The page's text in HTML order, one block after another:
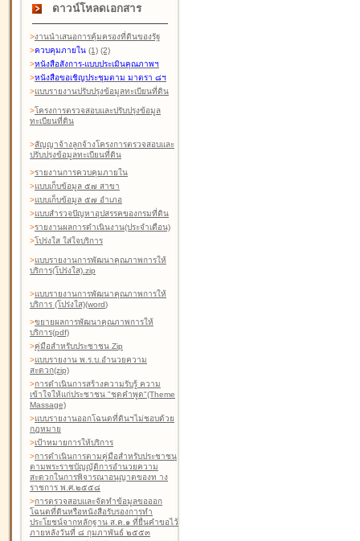
ดาวน์โหลดเอกสาร
>งานนำเสนอการคุ้มครองที่ดินของรัฐ
>ควบคุมภายใน (1) (2)
>หนังสือสังการ-แบบประเมินคุณภาพฯ
>หนังสือขอเชิญประชุมตาม มาตรา ๘ฯ
>แบบรายงานปรับปรุงข้อมูลทะเบียนที่ดิน
>โครงการตรวจสอบและปรับปรุงข้อมูล
ทะเบียนที่ดิน
>สัญญาจ้างลูกจ้างโครงการตรวจสอบและ
ปรับปรุงข้อมูลทะเบียนที่ดิน
>รายงานการควบคุมภายใน
>แบบเก็บข้อมูล ๕๗ สาขา
>แบบเก็บข้อมูล ๕๗ อำเภอ
>แบบสำรวจปัญหาอุปสรรคของกรมที่ดิน
>รายงานผลการดำเนินงาน(ประจำเดือน)
>โปร่งใส ใส่ใจบริการ
>แบบรายงานการพัฒนาคุณภาพการให้
บริการ(โปร่งใส).zip
>แบบรายงานการพัฒนาคุณภาพการให้
บริการ (โปร่งใส)(word)
>ขยายผลการพัฒนาคุณภาพการให้
บริการ(pdf)
>คู่มือสำหรับประชาชน Zip
>แบบรายงาน พ.ร.บ.อำนวยความ
สะดวก(zip)
>การดำเนินการสร้างความรับรู้ ความ
เข้าใจให้แก่ประชาชน "ชุดคำพูด"(Theme
Massage)
>แบบรายงานออกโฉนดที่ดินฯไม่ชอบด้วย
กฎหมาย
>เป้าหมายการให้บริการ
>การดำเนินการตามคู่มือสำหรับประชาชน
ตามพระราชบัญญัติการอำนวยความ
สะดวกในการพิจารณาอนุญาตของท าง
ราชการ พ.ศ.๒๕๕๘
>การตรวจสอบและจัดทำข้อมูลขอออก
โฉนดที่ดินหรือหนังสือรับรองการทำ
ประโยชน์จากหลักฐาน ส.ค.๑ ที่ยื่นคำขอไว้
ภายหลังวันที่ ๘ กุมภาพันธ์ ๒๕๕๓